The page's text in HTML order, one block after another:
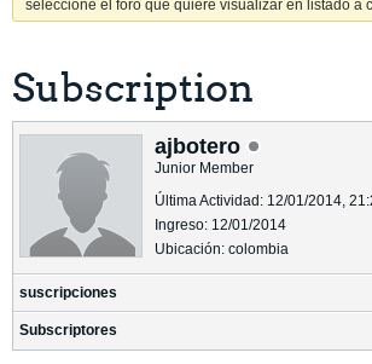
seleccione el foro que quiere visualizar en listado a
Subscription
ajbotero
Junior Member
Última Actividad: 12/01/2014,
Ingreso: 12/01/2014
Ubicación: colombia
suscripciones
Subscriptores